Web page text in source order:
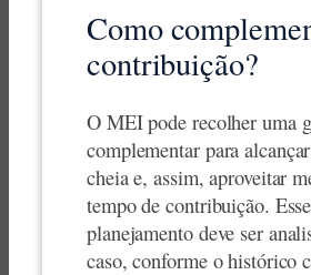
Como
contribuição?
O MEI pode recolher uma
complementar para
cheia e, assim, aproveitar
tempo de contribuição. Esse
planejamento deve ser
caso, conforme o histórico